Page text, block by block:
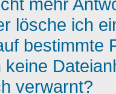
lösche ich
bestimmte
verwarnt?